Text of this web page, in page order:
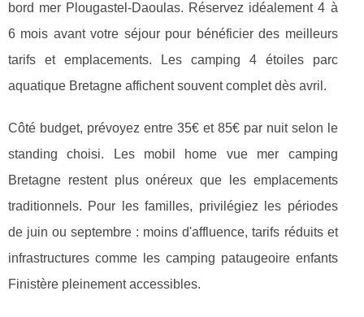
bord mer Plougastel-Daoulas. Réservez idéalement 4 à
6 mois avant votre séjour pour bénéficier des meilleurs
tarifs et emplacements. Les camping 4 étoiles parc
aquatique Bretagne affichent souvent complet dès avril.
Côté budget, prévoyez entre 35€ et 85€ par nuit selon le
standing choisi. Les mobil home vue mer camping
Bretagne restent plus onéreux que les emplacements
traditionnels. Pour les familles, privilégiez les périodes
de juin ou septembre : moins d'affluence, tarifs réduits et
infrastructures comme les camping pataugeoire enfants
Finistère pleinement accessibles.